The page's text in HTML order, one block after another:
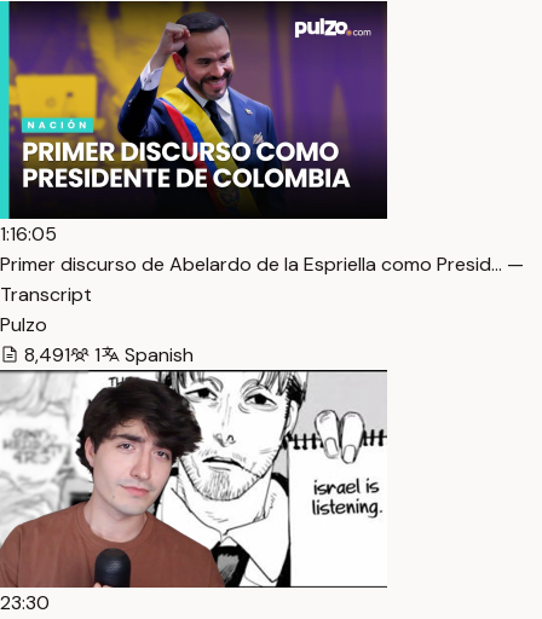
1:16:05
Primer discurso de Abelardo de la Espriella como Presid… —
Transcript
Pulzo
8,491
1 Spanish
23:30